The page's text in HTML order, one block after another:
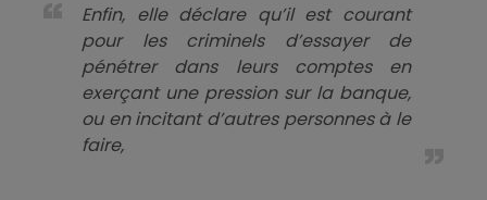
Enfin, elle déclare qu’il est courant
pour les criminels d’essayer de
pénétrer dans leurs comptes en
exerçant une pression sur la banque,
ou en incitant d’autres personnes à le
faire,